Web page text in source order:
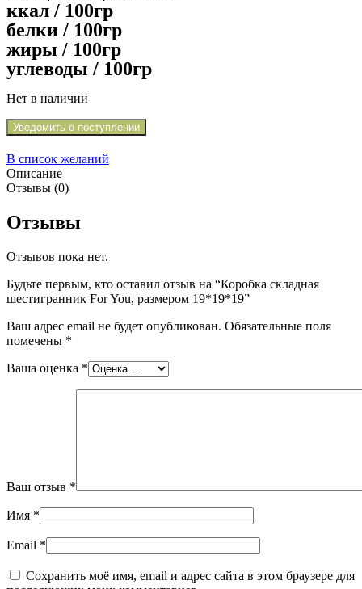
ккал / 100гр
белки / 100гр
жиры / 100гр
углеводы / 100гр
Нет в наличии
Уведомить о поступлении
В список желаний
Описание
Отзывы (0)
Отзывы
Отзывов пока нет.
Будьте первым, кто оставил отзыв на “Коробка складная
шестигранник For You, размером 19*19*19”
Ваш адрес email не будет опубликован. Обязательные поля
помечены *
Ваша оценка *
Ваш отзыв *
Имя *
Email *
Сохранить моё имя, email и адрес сайта в этом браузере для